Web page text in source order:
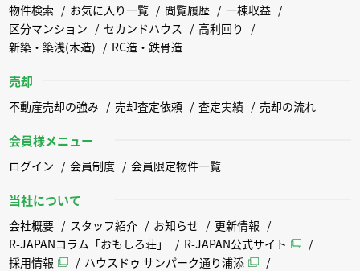
物件検索 お気に入り一覧 閲覧履歴
一棟収益
区分マンション
セカンドハウス
高利回り
新築・築浅(木造)
RC造・鉄骨造
売却
不動産売却の強み 売却査定依頼 査定実績 売却の流れ
会員様メニュー
ログイン 会員制度 会員限定物件一覧
当社について
会社概要 スタッフ紹介 お知らせ
更新情報
R-JAPANコラム「おもしろ荘」
R-JAPAN公式サイト
採用情報
ハウスドゥ サンパーク通り浦添